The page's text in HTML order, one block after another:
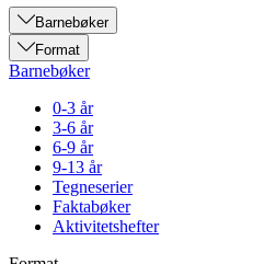
Barnebøker
Format
Barnebøker
0-3 år
3-6 år
6-9 år
9-13 år
Tegneserier
Faktabøker
Aktivitetshefter